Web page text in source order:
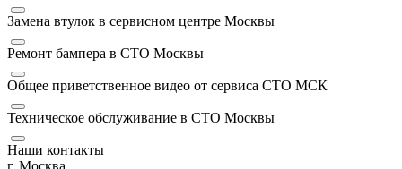
Замена втулок в сервисном центре Москвы
Ремонт бампера в СТО Москвы
Общее приветственное видео от сервиса СТО МСК
Техническое обслуживание в СТО Москвы
Наши контакты
г. Москва